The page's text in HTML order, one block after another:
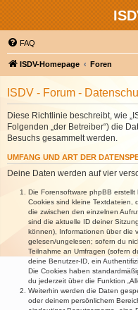
FAQ
ISDV-Homepage Foren
ISDV - Forum -
Diese Richtlinie beschreibt, wie
Folgenden „der Betreiber“) die
Besuchs gesammelt werden.
UMFANG UND ART DER
Deine Daten werden auf vier
Die Forensoftware phpBB
Cookies sind kleine Textdateien,
die zwischen den einzelnen
sind die aktuelle ID deiner
können), Informationen über die
gelesen/ungelesen; sofern du
Teilnahme an Umfragen (sofern
deine Benutzer-ID, ein
Die Cookies haben
du jederzeit über die Funktion
Weiterhin werden die Daten
oder deinem persönlichem